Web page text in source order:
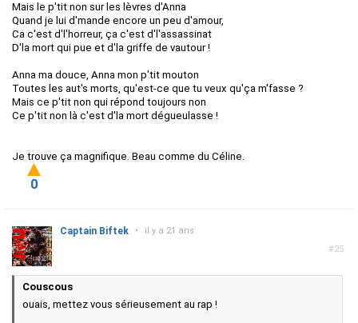
Mais le p'tit non sur les lèvres d'Anna
Quand je lui d'mande encore un peu d'amour,
Ca c'est d'l'horreur, ça c'est d'l'assassinat
D'la mort qui pue et d'la griffe de vautour !
Anna ma douce, Anna mon p'tit mouton
Toutes les aut's morts, qu'est-ce que tu veux qu'ça m'fasse ?
Mais ce p'tit non qui répond toujours non
Ce p'tit non là c'est d'la mort dégueulasse !
Je trouve ça magnifique. Beau comme du Céline.
0
#25
Captain Biftek • il y a 21 ans
Couscous
ouais, mettez vous sérieusement au rap !